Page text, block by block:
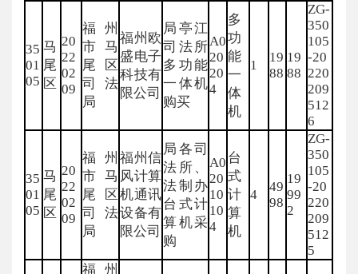
35
01
05
马
尾
区
20
22
02
09
福州
市马
尾区
司法
局
福州欧
盛电子
科技有
限公司
局亭江
司法所
多功能
一体机
购买
A0
20
20
4
多
功
能
一
体
机
1
19
88
19
88
ZG-
350
105
-20
220
209
512
6
35
01
05
马
尾
区
20
22
02
09
福州
市马
尾区
司法
局
福州信
风计算
机通讯
设备有
限公司
局各司
法所、
法制办
台式计
算机采
购
A0
20
10
10
4
台
式
计
算
机
4
49
98
19
99
2
ZG-
350
105
-20
220
209
512
5
福州